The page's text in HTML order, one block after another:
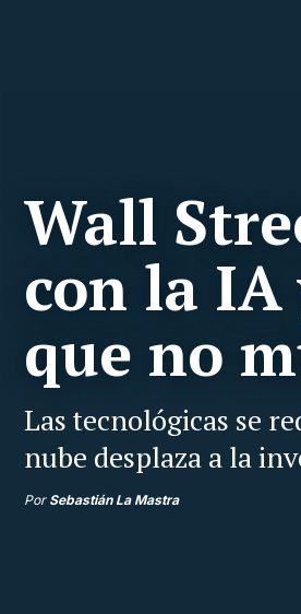
Wall
con la IA
que no
Las tecnológicas se
nube desplaza a la
Por Sebastián La Mastra